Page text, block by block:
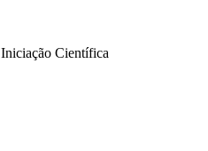
Iniciação Científica